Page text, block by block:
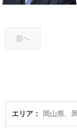
前へ
エリア